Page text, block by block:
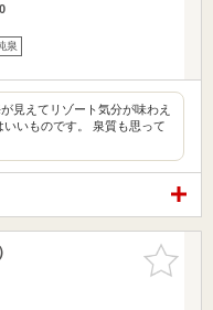
泉
見えてリゾート気分が味わえ
いものです。 泉質も思って
お気に入
りに追加